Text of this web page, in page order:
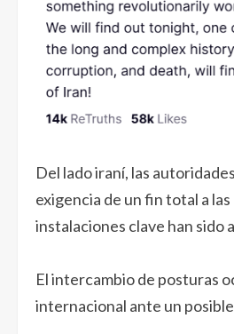
Del lado iraní, las
exigencia de un fin total a
instalaciones clave han sido
El intercambio de posturas
internacional ante un